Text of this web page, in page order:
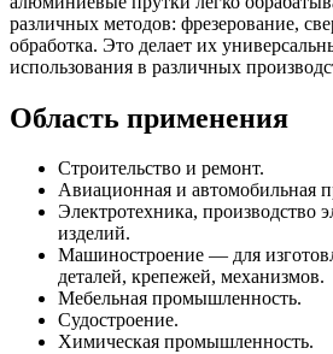
различных методов: фрезерование,
обработка. Это делает их
использования в различных
Область применения
Строительство и ремонт.
Авиационная и автомобильная
Электротехника, производство
изделий.
Машиностроение — для
деталей, крепежей, механизмов.
Мебельная промышленность.
Судостроение.
Химическая промышленность.